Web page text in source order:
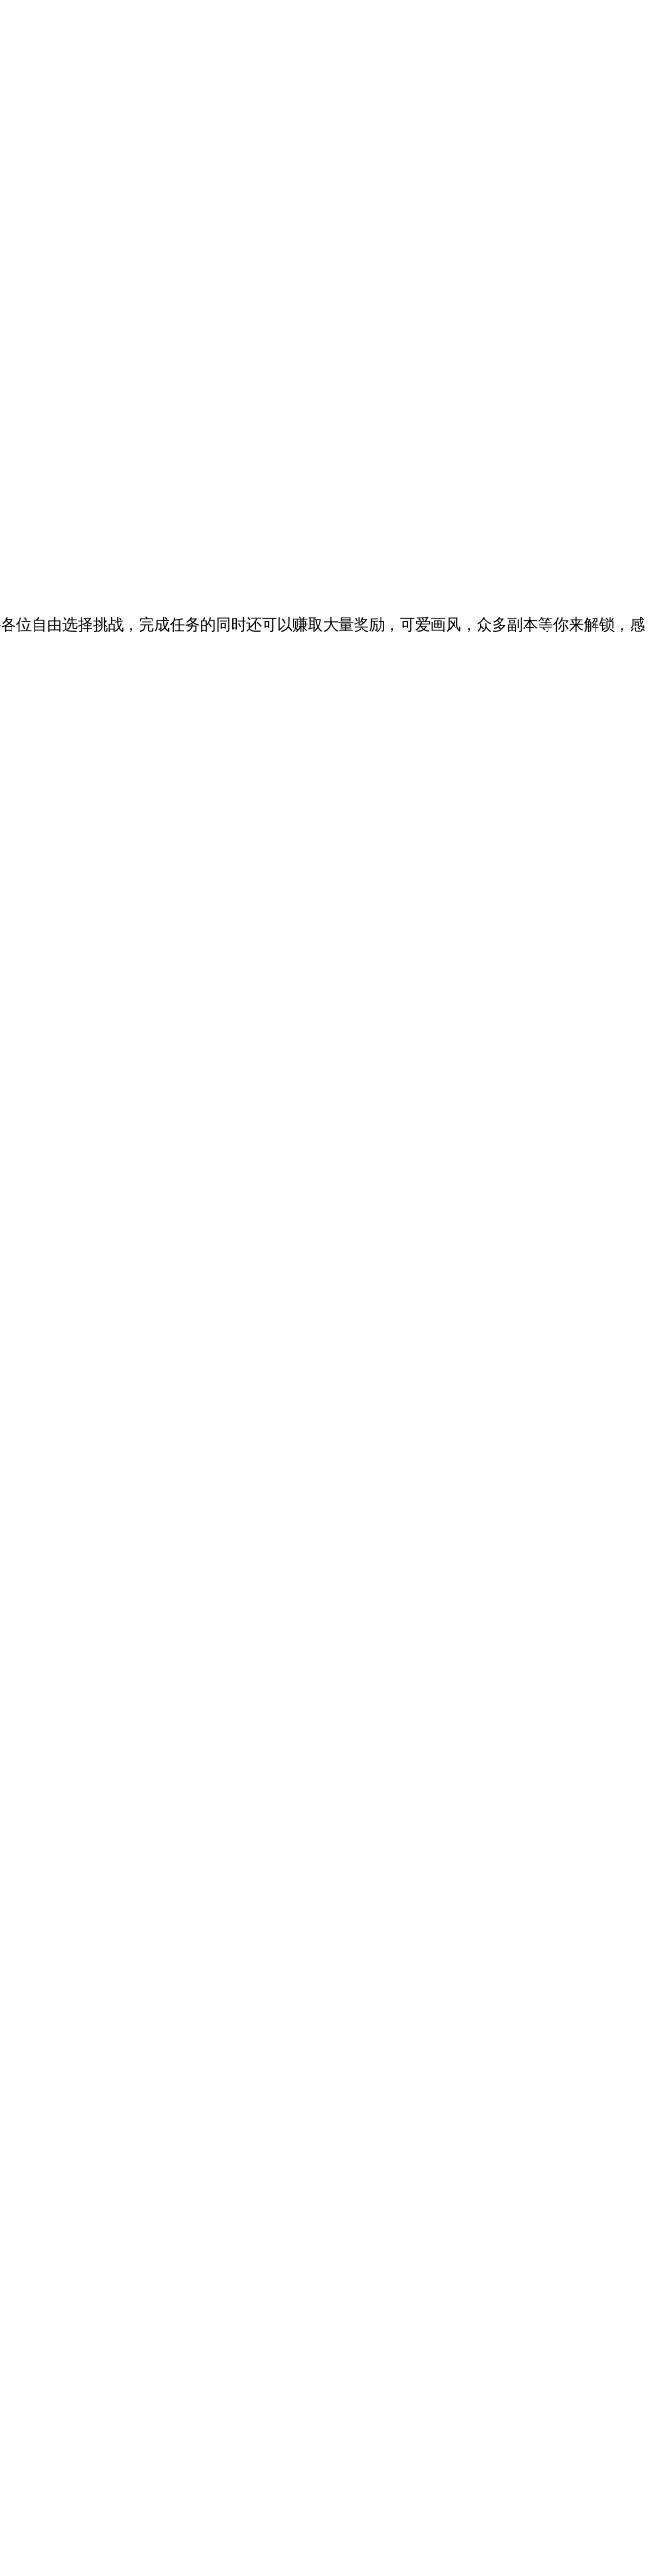
自由选择挑战，完成任务的同时还可以赚取大量奖励，可爱画风，众多副本等你来解锁，感